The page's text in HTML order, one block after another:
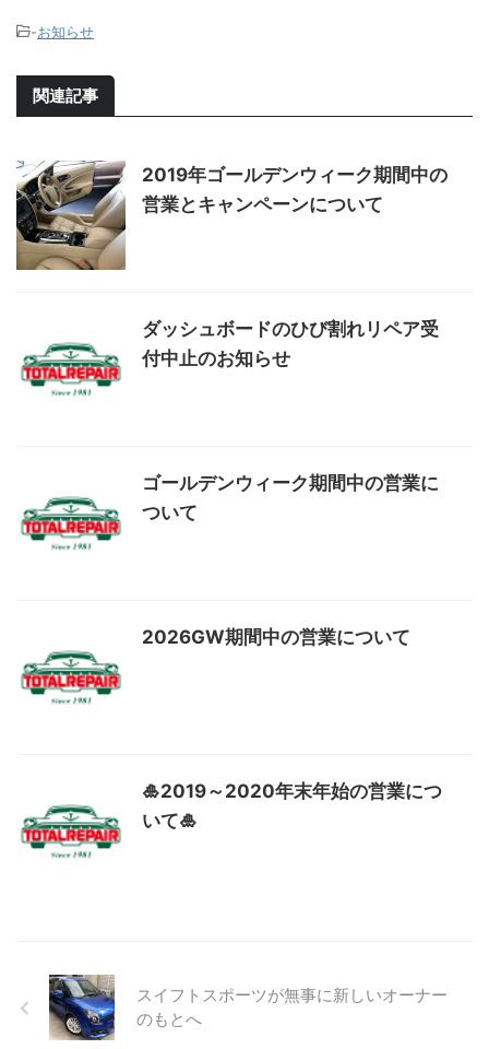
-お知らせ
関連記事
2019年ゴールデンウィーク期間中の
営業とキャンペーンについて
ダッシュボードのひび割れリペア受
付中止のお知らせ
ゴールデンウィーク期間中の営業に
ついて
2026GW期間中の営業について
🎍2019～2020年末年始の営業につ
いて🎍
スイフトスポーツが無事に新しいオーナー
のもとへ